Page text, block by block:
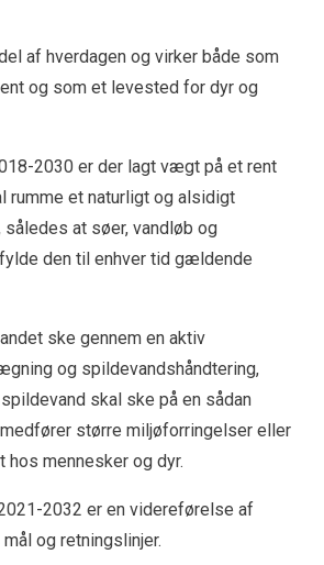
af hverdagen og virker både som
og som et levested for dyr og
2030 er der lagt vægt på et rent
rumme et naturligt og alsidigt
at søer, vandløb og
den til enhver tid gældende
ske gennem en aktiv
og spildevandshåndtering,
skal ske på en sådan
større miljøforringelser eller
hos mennesker og dyr.
2032 er en videreførelse af
og retningslinjer.